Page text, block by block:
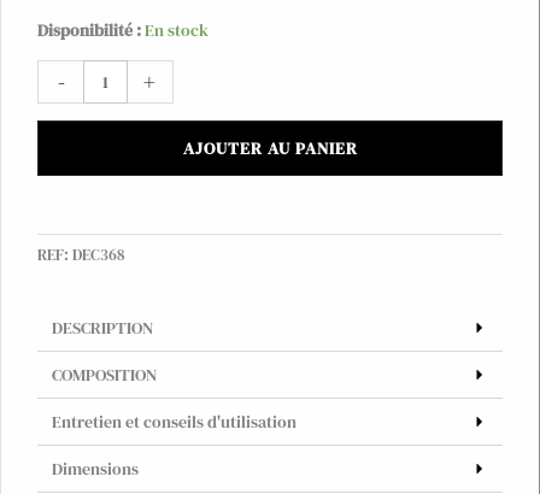
Disponibilité :En stock
-
quantité
de
Plateau
carré
bordure
dorée
+
AJOUTER AU PANIER
REF: DEC368
DESCRIPTION
COMPOSITION
Entretien et conseils d'utilisation
Dimensions